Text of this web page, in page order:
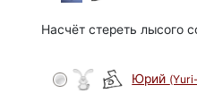
Насчёт стереть лысого
Юрий